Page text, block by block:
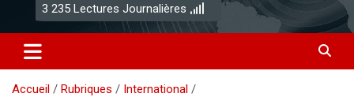
3 235 Lectures Journalières
Accueil Rubriques
International